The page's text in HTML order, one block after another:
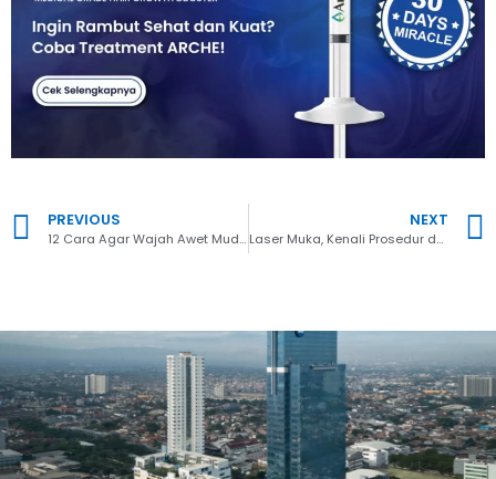
PREVIOUS
12 Cara Agar Wajah Awet Muda yang Mudah Dilakukan
NEXT
Laser Muka, Kenali Prosedur dan Manfaatnya untuk Kecantikan